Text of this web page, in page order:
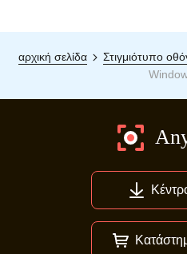
αρχική σελίδα Στιγμιότυπο